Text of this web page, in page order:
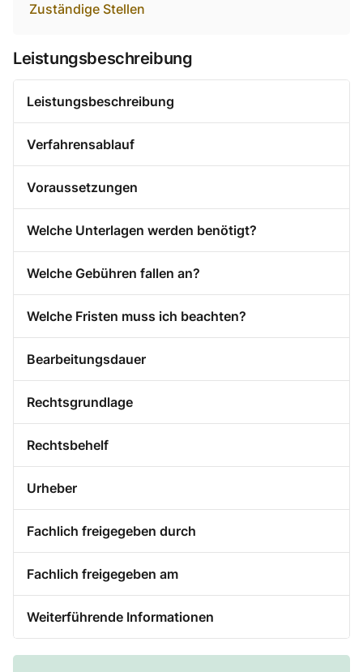
Zuständige Stellen
Leistungsbeschreibung
Leistungsbeschreibung
Verfahrensablauf
Voraussetzungen
Welche Unterlagen werden benötigt?
Welche Gebühren fallen an?
Welche Fristen muss ich beachten?
Bearbeitungsdauer
Rechtsgrundlage
Rechtsbehelf
Urheber
Fachlich freigegeben durch
Fachlich freigegeben am
Weiterführende Informationen